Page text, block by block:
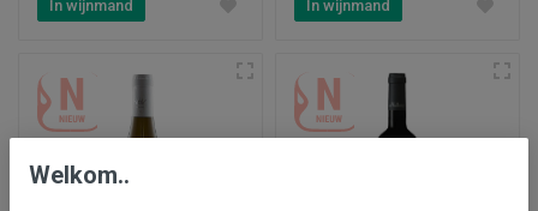
In wijnmand In wijnmand
Welkom..